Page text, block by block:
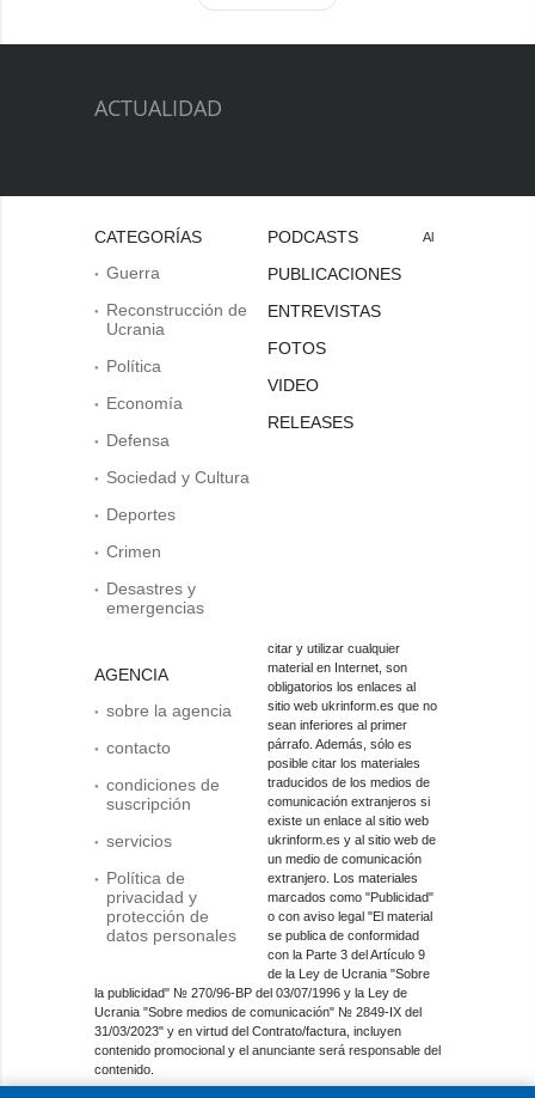
ACTUALIDAD
CATEGORÍAS
Guerra
Reconstrucción de
Ucrania
Política
Economía
Defensa
Sociedad y Cultura
Deportes
Crimen
Desastres y
emergencias
AGENCIA
sobre la agencia
contacto
condiciones de
suscripción
servicios
Política de
privacidad y
protección de
datos personales
PODCASTS
PUBLICACIONES
ENTREVISTAS
FOTOS
VIDEO
RELEASES
Al
citar y utilizar cualquier
material en Internet, son
obligatorios los enlaces al
sitio web ukrinform.es que no
sean inferiores al primer
párrafo. Además, sólo es
posible citar los materiales
traducidos de los medios de
comunicación extranjeros si
existe un enlace al sitio web
ukrinform.es y al sitio web de
un medio de comunicación
extranjero. Los materiales
marcados como "Publicidad"
o con aviso legal "El material
se publica de conformidad
con la Parte 3 del Artículo 9
de la Ley de Ucrania "Sobre
la publicidad" № 270/96-ВР del 03/07/1996 y la Ley de
Ucrania "Sobre medios de comunicación" № 2849-IX del
31/03/2023" y en virtud del Contrato/factura, incluyen
contenido promocional y el anunciante será responsable del
contenido.